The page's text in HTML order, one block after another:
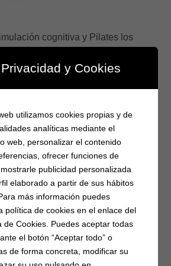
cognitiva y Pilates los
CONGNITIVA» Y
patrocinados por la...
y Cookies
utilizamos cookies propias y de
analíticas mediante el
web, personalizar el contenido
ofrecer funciones de
publicidad personalizada
elaborado a partir de sus hábitos
más información puedes
política de cookies en el enlace del
de Cookies. Puedes aceptar todas
el botón “Aceptar todo” o
de forma concreta, modificar su